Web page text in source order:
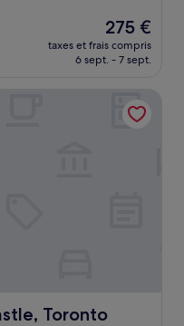
Le
nouveau
prix
de
275 €
275 €
taxes et frais compris
6 sept. - 7 sept.
Toronto